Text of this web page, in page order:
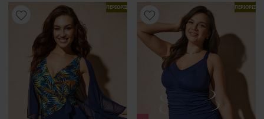
ΠΕΡΙΟΡΙΣΜΕΝΑ